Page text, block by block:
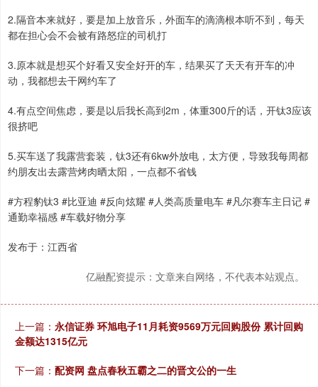
2.隔音本来就好，要是加上放音乐，外面车的滴滴根本听不到，每天
都在担心会不会被有路怒症的司机打
3.原本就是想买个好看又安全好开的车，结果买了天天有开车的冲
动，我都想去干网约车了
4.有点空间焦虑，要是以后我长高到2m，体重300斤的话，开钛3应该
很挤吧
5.买车送了我露营套装，钛3还有6kw外放电，太方便，导致我每周都
约朋友出去露营烤肉晒太阳，一点都不省钱
#方程豹钛3 #比亚迪 #反向炫耀 #人类高质量电车 #凡尔赛车主日记 #
通勤幸福感 #车载好物分享
发布于：江西省
亿融配资提示：文章来自网络，不代表本站观点。
上一篇： 永信证券 环旭电子11月耗资9569万元回购股份 累计回购
金额达1315亿元
下一篇： 配资网 盘点春秋五霸之二的晋文公的一生